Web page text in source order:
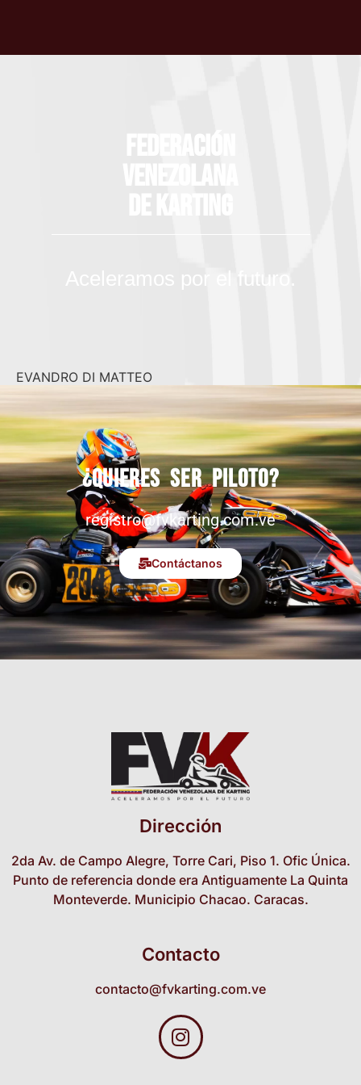
EVANDRO DI MATTEO
¿Quieres ser piloto?
registro@fvkarting.com.ve
Contáctanos
Dirección
2da Av. de Campo Alegre, Torre Cari, Piso 1. Ofic Única.
Punto de referencia donde era Antiguamente La Quinta
Monteverde. Municipio Chacao. Caracas.
Contacto
contacto@fvkarting.com.ve